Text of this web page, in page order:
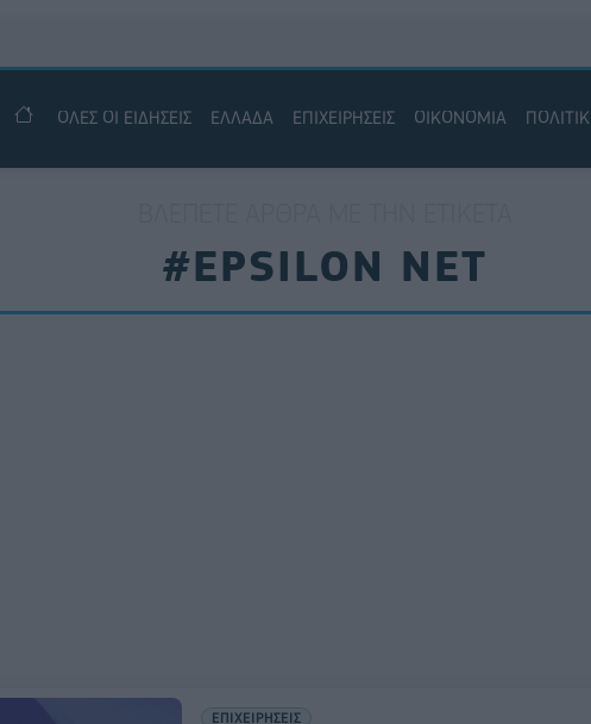
ΟΛΕΣ ΟΙ ΕΙΔΗΣΕΙΣ ΕΛΛΑΔΑ ΕΠΙΧΕΙΡΗΣΕΙΣ ΟΙΚΟΝΟΜΙΑ
#EPSILON NET
ΕΠΙΧΕΙΡΗΣΕΙΣ